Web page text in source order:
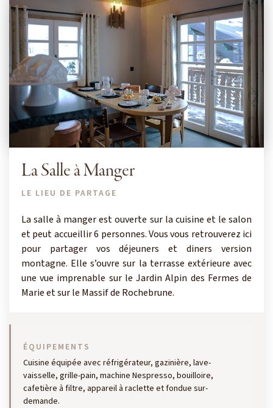
La Salle à Manger
LE LIEU DE PARTAGE
La salle à manger est ouverte sur la cuisine et le salon
et peut accueillir 6 personnes. Vous vous retrouverez ici
pour partager vos déjeuners et diners version
montagne. Elle s’ouvre sur la terrasse extérieure avec
une vue imprenable sur le Jardin Alpin des Fermes de
Marie et sur le Massif de Rochebrune.
ÉQUIPEMENTS
Cuisine équipée avec réfrigérateur, gazinière, lave-
vaisselle, grille-pain, machine Nespresso, bouilloire,
cafetière à filtre, appareil à raclette et fondue sur-
demande.